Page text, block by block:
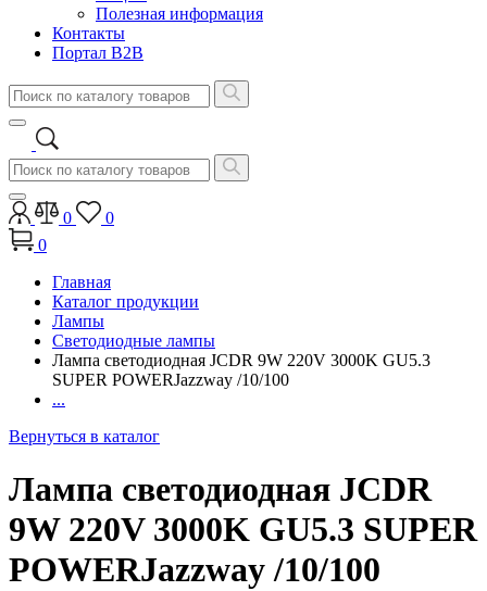
Полезная информация
Контакты
Портал B2B
0
0
0
Главная
Каталог продукции
Лампы
Светодиодные лампы
Лампа светодиодная JCDR 9W 220V 3000K GU5.3
SUPER POWERJazzway /10/100
...
Вернуться в каталог
Лампа светодиодная JCDR
9W 220V 3000K GU5.3 SUPER
POWERJazzway /10/100